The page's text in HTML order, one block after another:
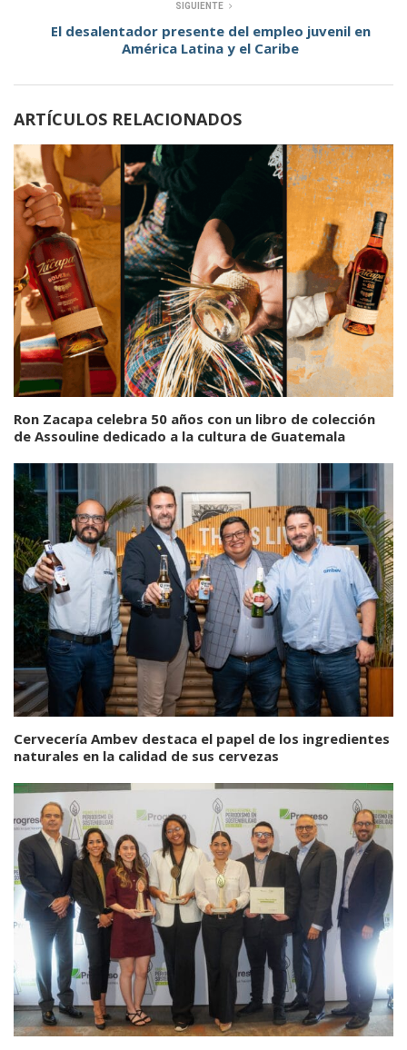
SIGUIENTE
El desalentador presente del empleo juvenil en
América Latina y el Caribe
ARTÍCULOS RELACIONADOS
Ron Zacapa celebra 50 años con un libro de colección
de Assouline dedicado a la cultura de Guatemala
Cervecería Ambev destaca el papel de los ingredientes
naturales en la calidad de sus cervezas